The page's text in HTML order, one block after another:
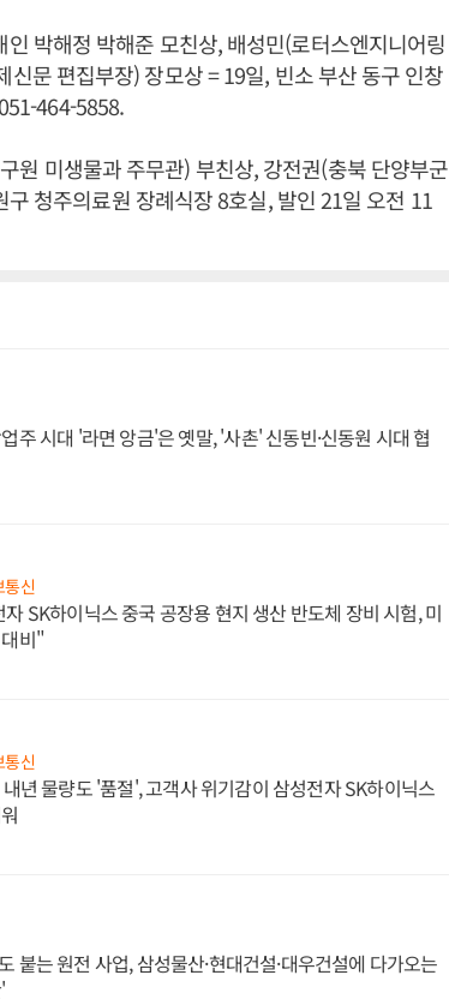
박해정 박해준 모친상, 배성민(로터스엔지니어링
문 편집부장) 장모상 = 19일, 빈소 부산 동구 인창
464-5858.
미생물과 주무관) 부친상, 강전권(충북 단양부군
청주의료원 장례식장 8호실, 발인 21일 오전 11
주 시대 '라면 앙금'은 옛말, '사촌' 신동빈·신동원 시대 협
통신
SK하이닉스 중국 공장용 현지 생산 반도체 장비 시험, 미
비"
통신
년 물량도 '품절', 고객사 위기감이 삼성전자 SK하이닉스
붙는 원전 사업, 삼성물산·현대건설·대우건설에 다가오는